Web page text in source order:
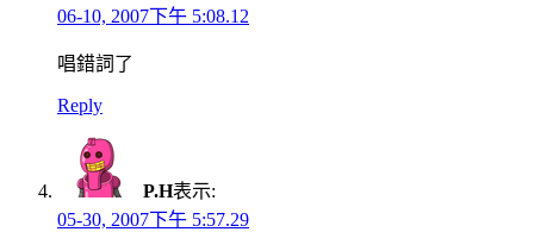
06-10, 2007下午 5:08.12
唱錯詞了
Reply
P.H表示:
05-30, 2007下午 5:57.29